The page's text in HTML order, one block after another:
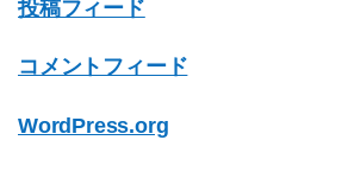
投稿フィード
コメントフィード
WordPress.org